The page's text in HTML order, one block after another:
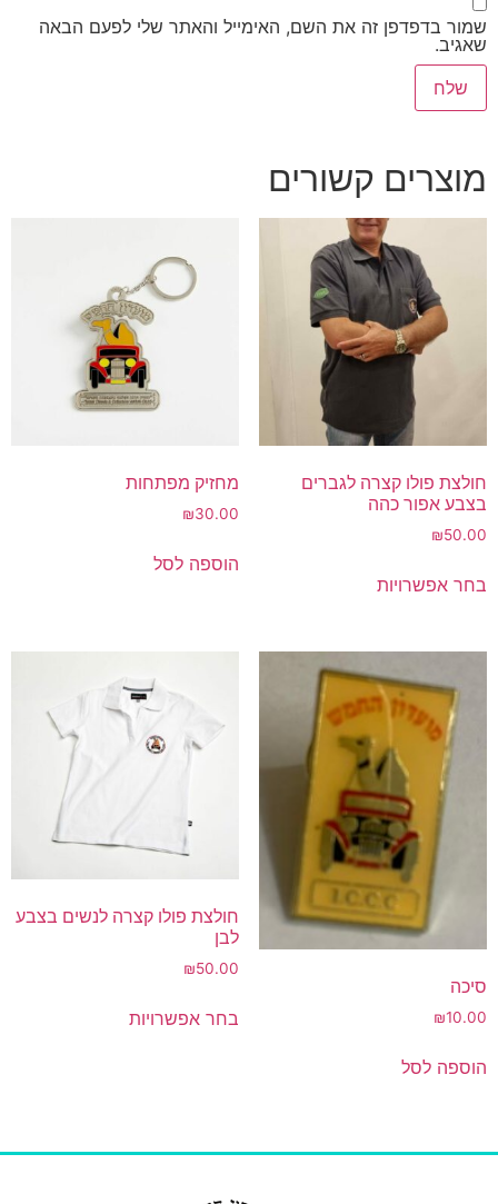
שמור בדפדפן זה את השם, האימייל והאתר שלי לפעם הבאה
שאגיב.
מוצרים קשורים
חולצת פולו קצרה לגברים
בצבע אפור כהה
₪50.00
בחר אפשרויות
מחזיק מפתחות
₪30.00
הוספה לסל
סיכה
₪10.00
הוספה לסל
חולצת פולו קצרה לנשים בצבע
לבן
₪50.00
בחר אפשרויות